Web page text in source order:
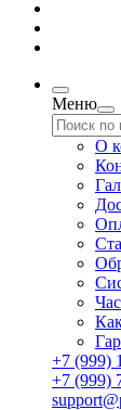
Меню
О
+7 (999)
+7 (999)